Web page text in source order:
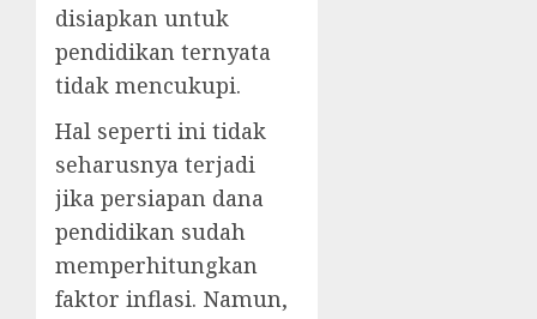
disiapkan untuk
pendidikan ternyata
tidak mencukupi.
Hal seperti ini tidak
seharusnya terjadi
jika persiapan dana
pendidikan sudah
memperhitungkan
faktor inflasi. Namun,